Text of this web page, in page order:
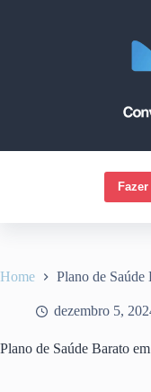
Home Plano de
dezembro 5,
Plano de Saúde Barato